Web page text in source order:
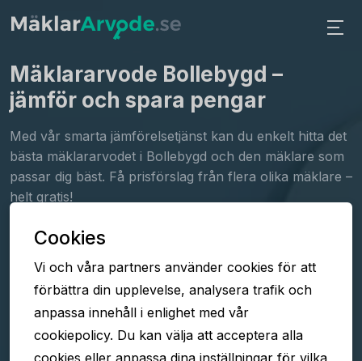
Mäklararvode Bollebygd –
jämför och spara pengar
Med vår smarta jämförelsetjänst kan du enkelt hitta det
bästa mäklararvodet i Bollebygd och den mäklare som
passar dig bäst. Få prisförslag från flera olika mäklare –
helt gratis!
Fyll i formuläret
Jämför arvoden
Välj mäklare
Cookies
Vi och våra partners använder cookies för att
förbättra din upplevelse, analysera trafik och
anpassa innehåll i enlighet med vår
cookiepolicy. Du kan välja att acceptera alla
cookies eller anpassa dina inställningar för vilka